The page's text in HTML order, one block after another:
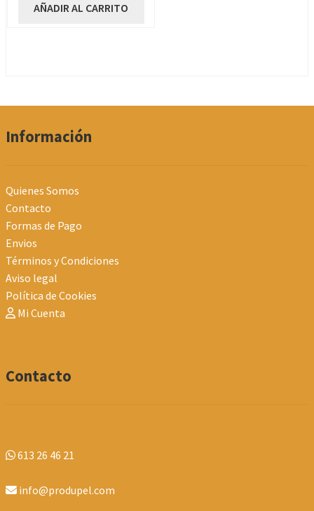
AÑADIR AL CARRITO
Información
Quienes Somos
Contacto
Formas de Pago
Envios
Términos y Condiciones
Aviso legal
Política de Cookies
Mi Cuenta
Contacto
613 26 46 21
info@produpel.com